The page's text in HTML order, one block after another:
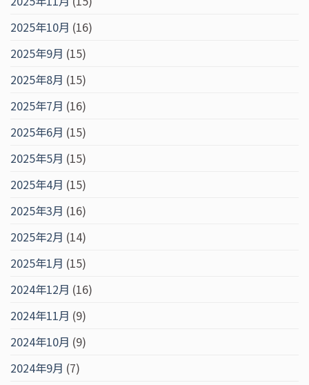
2025年10月 (16)
2025年9月 (15)
2025年8月 (15)
2025年7月 (16)
2025年6月 (15)
2025年5月 (15)
2025年4月 (15)
2025年3月 (16)
2025年2月 (14)
2025年1月 (15)
2024年12月 (16)
2024年11月 (9)
2024年10月 (9)
2024年9月 (7)